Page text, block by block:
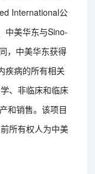
International公
中美华东与Sino-
，中美华东获得
疾病的所有相关
、非临床和临床
和销售。该项目
所有权人为中美